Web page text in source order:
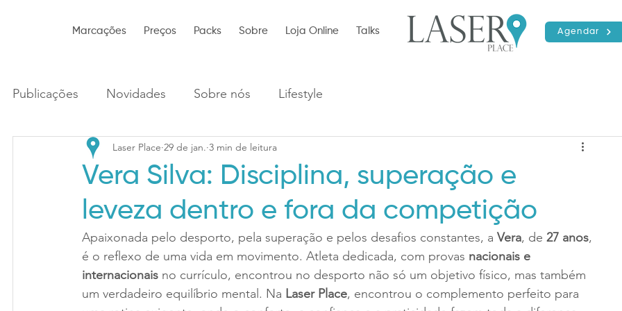
Marcações Preços Packs Sobre Loja Online Talks Agendar
Publicações Novidades Sobre nós Lifestyle
Vera Silva: Disciplina, superação e
leveza dentro e fora da competição
Laser Place 29 de jan. 3 min de leitura
Apaixonada pelo desporto, pela superação e pelos desafios constantes, a Vera, de 27 anos,
é o reflexo de uma vida em movimento. Atleta dedicada, com provas nacionais e
internacionais no currículo, encontrou no desporto não só um objetivo físico, mas também
um verdadeiro equilíbrio mental. Na Laser Place, encontrou o complemento perfeito para